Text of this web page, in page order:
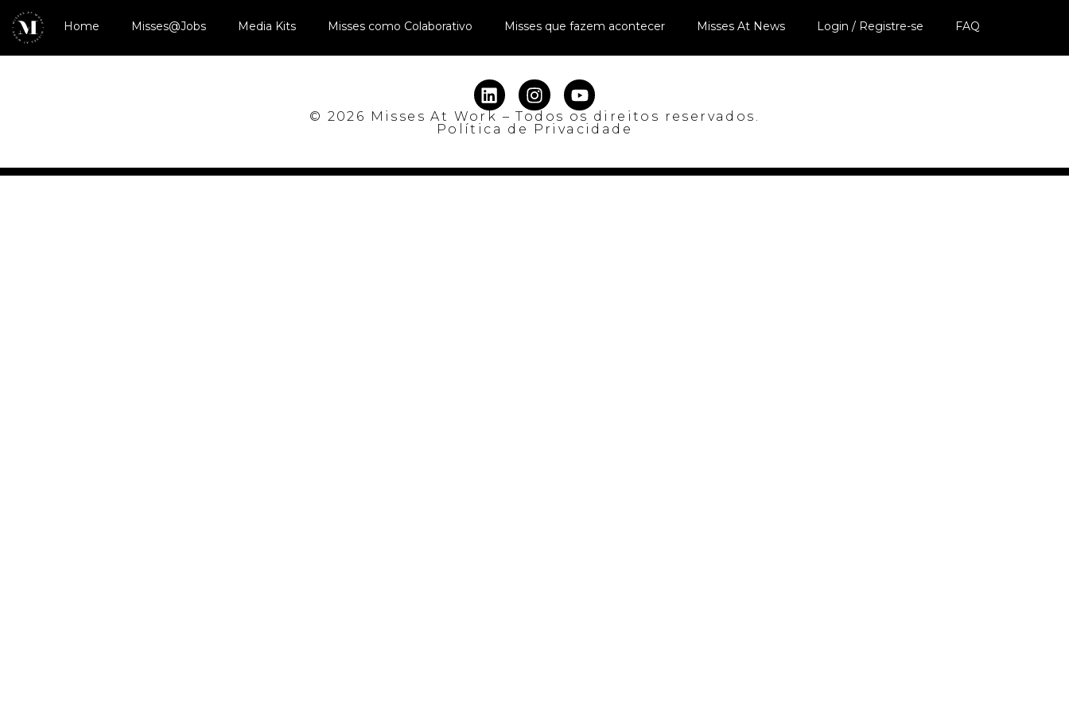
Home Misses@Jobs Media Kits Misses como Colaborativo Misses que fazem acontecer Misses At News Login / Registre-se FAQ
© 2026 Misses At Work – Todos os direitos reservados.
Política de Privacidade